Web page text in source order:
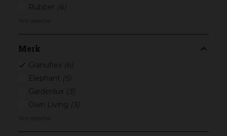
Rubber (6)
Merk
Granuflex (6)
Elephant (5)
Gardenlux (3)
Own Living (3)